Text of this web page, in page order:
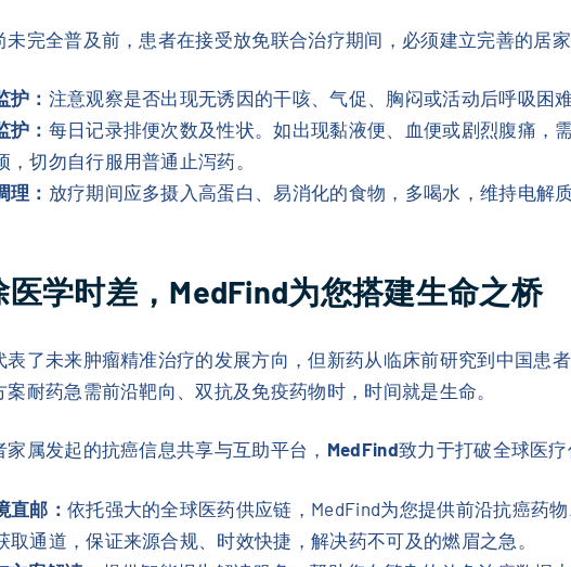
未完全普及前，患者在接受放免联合治疗期间，必须建立完善的居
护： 注意观察是否出现无诱因的干咳、气促、胸闷或活动后呼吸困
护： 每日记录排便次数及性状。如出现黏液便、血便或剧烈腹痛，
，切勿自行服用普通止泻药。
理： 放疗期间应多摄入高蛋白、易消化的食物，多喝水，维持电解
医学时差，MedFind为您搭建生命之桥
表了未来肿瘤精准治疗的发展方向，但新药从临床前研究到中国患
耐药急需前沿靶向、双抗及免疫药物时，时间就是生命。
属发起的抗癌信息共享与互助平台， MedFind致力于打破全球医疗
直邮： 依托强大的全球医药供应链，MedFind为您提供前沿抗癌药
取通道，保证来源合规、时效快捷，解决药不可及的燃眉之急。